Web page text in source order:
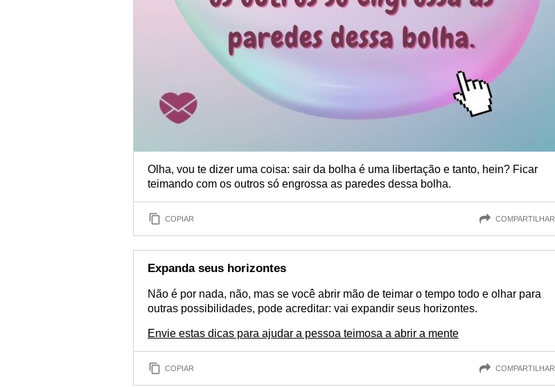
Olha, vou te dizer uma coisa: sair da bolha é uma libertação e tanto, hein? Ficar
teimando com os outros só engrossa as paredes dessa bolha.
COPIAR COMPARTILHAR
Expanda seus horizontes
Não é por nada, não, mas se você abrir mão de teimar o tempo todo e olhar para
outras possibilidades, pode acreditar: vai expandir seus horizontes.
Envie estas dicas para ajudar a pessoa teimosa a abrir a mente
COPIAR COMPARTILHAR